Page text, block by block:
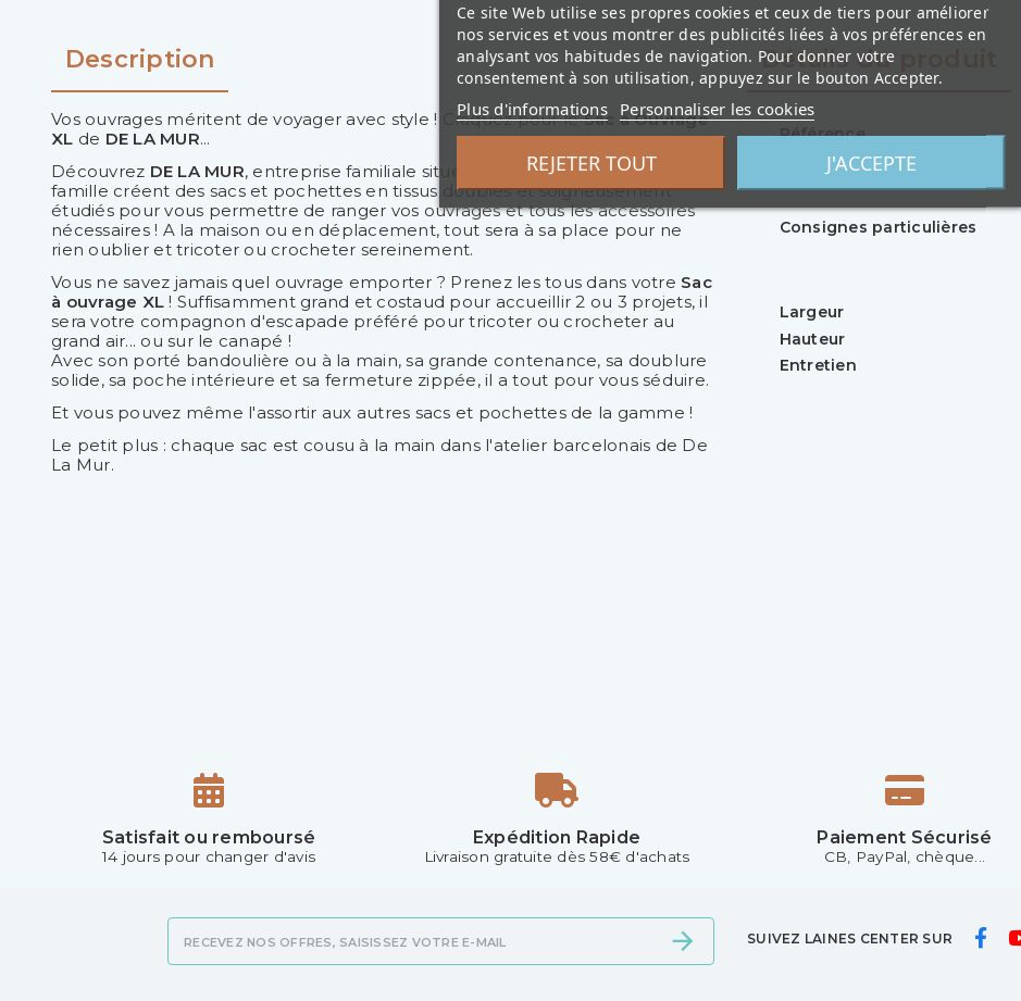
Description
Vos ouvrages méritent de voyager avec style ! Craquez pour leSac à Ouvrage
XL de DE LA MUR...
Découvrez DE LA MUR, entreprise familiale située en Espagne. Montse et sa
famille créent des sacs et pochettes en tissus doublés et soigneusement
étudiés pour vous permettre de ranger vos ouvrages et tous les accessoires
nécessaires ! A la maison ou en déplacement, tout sera à sa place pour ne
rien oublier et tricoter ou crocheter sereinement.
Vous ne savez jamais quel ouvrage emporter ? Prenez les tous dans votre Sac
à ouvrage XL ! Suffisamment grand et costaud pour accueillir 2 ou 3 projets, il
sera votre compagnon d'escapade préféré pour tricoter ou crocheter au
grand air... ou sur le canapé !
Avec son porté bandoulière ou à la main, sa grande contenance, sa doublure
solide, sa poche intérieure et sa fermeture zippée, il a tout pour vous séduire.
Et vous pouvez même l'assortir aux autres sacs et pochettes de la gamme !
Le petit plus : chaque sac est cousu à la main dans l'atelier barcelonais de De
La Mur.
Détails du produit
Référence
Composition
Consignes particulières
Largeur
Hauteur
Entretien
Satisfait ou remboursé
14 jours pour changer d'avis
Expédition Rapide
Livraison gratuite dès 58€ d'achats
Paiement Sécurisé
CB, PayPal, chèque...
SUIVEZ LAINES CENTER SUR
Ce site Web utilise ses propres cookies et ceux de tiers pour améliorer
nos services et vous montrer des publicités liées à vos préférences en
analysant vos habitudes de navigation. Pour donner votre
consentement à son utilisation, appuyez sur le bouton Accepter.
Plus d'informations Personnaliser les cookies
REJETER TOUT J'ACCEPTE